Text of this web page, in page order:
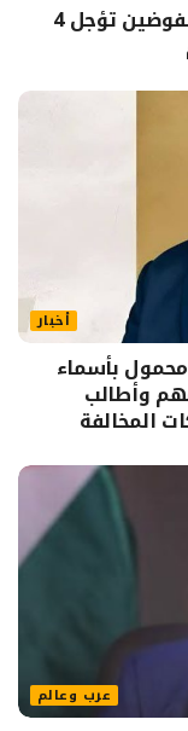
الحقوقية هبة عرابي تكشف: هيئة المفوضين تؤجل 4
أخبار
بأسماء
وأطالب
المخالفة
عرب وعالم